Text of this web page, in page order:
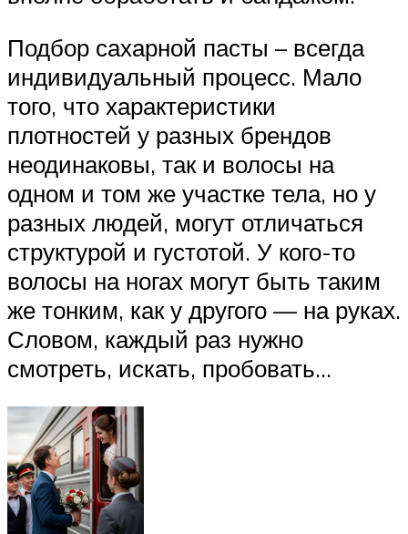
Подбор сахарной пасты – всегда
индивидуальный процесс. Мало
того, что характеристики
плотностей у разных брендов
неодинаковы, так и волосы на
одном и том же участке тела, но у
разных людей, могут отличаться
структурой и густотой. У кого-то
волосы на ногах могут быть таким
же тонким, как у другого — на руках.
Словом, каждый раз нужно
смотреть, искать, пробовать…